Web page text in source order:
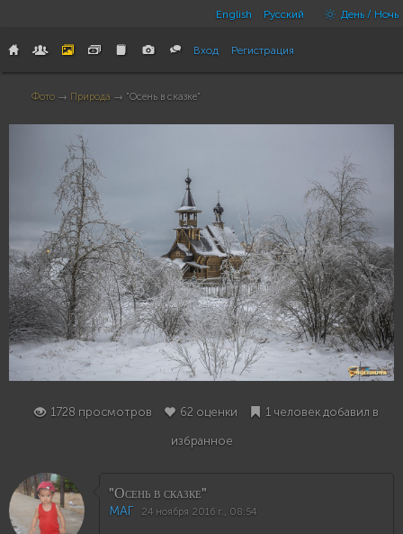
English Русский День / Ночь
Вход Регистрация
Фото → Природа → "Осень в сказке"
62
1728 просмотров 62 оценки 1 человек добавил в
избранное
"Осень в сказке"
МАГ 24 ноября 2016 г., 08:54